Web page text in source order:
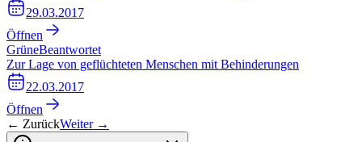
29.03.2017
Öffnen
GrüneBeantwortet
Zur Lage von geflüchteten Menschen mit Behinderungen
22.03.2017
Öffnen
← ZurückWeiter →